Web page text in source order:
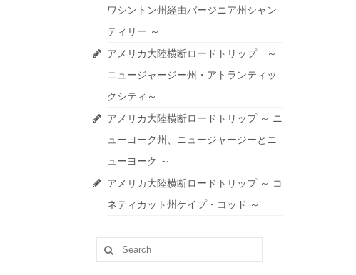
ワシントン州経由バージニア州シャン
ティリー ～
アメリカ大陸横断ロードトリップ ～
ニュージャージー州・アトランティッ
クシティ～
アメリカ大陸横断ロードトリップ ～ ニ
ューヨーク州、ニュージャージーとニ
ューヨーク ～
アメリカ大陸横断ロードトリップ ～ コ
ネティカット州ケイプ・コッド ～
Search
for: